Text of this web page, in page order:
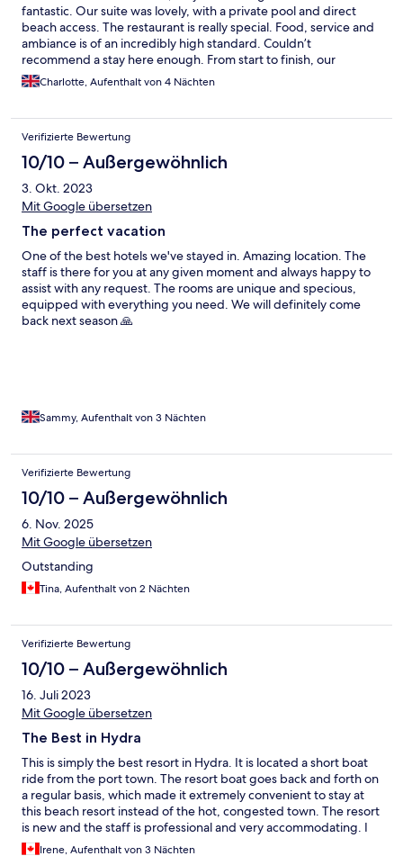
fantastic. Our suite was lovely, with a private pool and direct
beach access. The restaurant is really special. Food, service and
ambiance is of an incredibly high standard. Couldn’t
recommend a stay here enough. From start to finish, our
experience at this hotel was nothing short of extraordinary.
Charlotte, Aufenthalt von 4 Nächten
Verifizierte Bewertung
10/10 – Außergewöhnlich
3. Okt. 2023
Mit Google übersetzen
The perfect vacation
One of the best hotels we've stayed in. Amazing location. The
staff is there for you at any given moment and always happy to
assist with any request. The rooms are unique and specious,
equipped with everything you need. We will definitely come
back next season 🙏
Sammy, Aufenthalt von 3 Nächten
Verifizierte Bewertung
10/10 – Außergewöhnlich
6. Nov. 2025
Mit Google übersetzen
Outstanding
Tina, Aufenthalt von 2 Nächten
Verifizierte Bewertung
10/10 – Außergewöhnlich
16. Juli 2023
Mit Google übersetzen
The Best in Hydra
This is simply the best resort in Hydra. It is located a short boat
ride from the port town. The resort boat goes back and forth on
a regular basis, which made it extremely convenient to stay at
this beach resort instead of the hot, congested town. The resort
is new and the staff is professional and very accommodating. I
wouldn’t stay anywhere else on Hydra.
Irene, Aufenthalt von 3 Nächten